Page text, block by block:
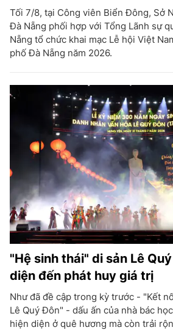
Tối 7/8, tại Công viên Biển Đông, Sở
Đà Nẵng phối hợp với Tổng Lãnh sự
Nẵng tổ chức khai mạc Lễ hội Việt
phố Đà Nẵng năm 2026.
"Hệ sinh thái" di sản Lê
diện đến phát huy giá trị
Như đã đề cập trong kỳ trước - "Kết
Lê Quý Đôn" - dấu ấn của nhà bác
hiện diện ở quê hương mà còn trải